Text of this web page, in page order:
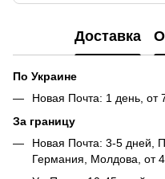
Доставка
По Украине
Новая Почта: 1 день, от
За границу
Новая Почта: 3-5 дней,
Германия, Молдова, от